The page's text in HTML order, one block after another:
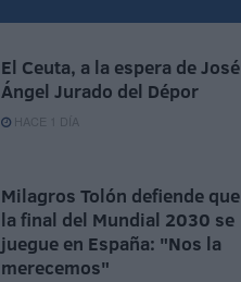
El Ceuta, a la espera de José
Ángel Jurado del Dépor
HACE 1 DÍA
Milagros Tolón defiende que
la final del Mundial 2030 se
juegue en España: "Nos la
merecemos"